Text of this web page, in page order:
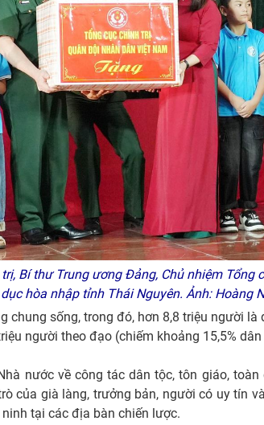
Bí thư Trung ương Đảng, Chủ nhiệm Tổng
hòa nhập tỉnh Thái Nguyên. Ảnh: Hoàng
chung sống, trong đó, hơn 8,8 triệu người
người theo đạo (chiếm khoảng 15,5% dân
nước về công tác dân tộc, tôn giáo,
của già làng, trưởng bản, người có uy tín
tại các địa bàn chiến lược.